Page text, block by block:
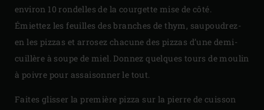
environ 10 rondelles de la courgette mise de côté.
Émiettez les feuilles des branches de thym, saupoudrez-
en les pizzas et arrosez chacune des pizzas d’une demi-
cuillère à soupe de miel. Donnez quelques tours de moulin
à poivre pour assaisonner le tout.
Faites glisser la première pizza sur la pierre de cuisson